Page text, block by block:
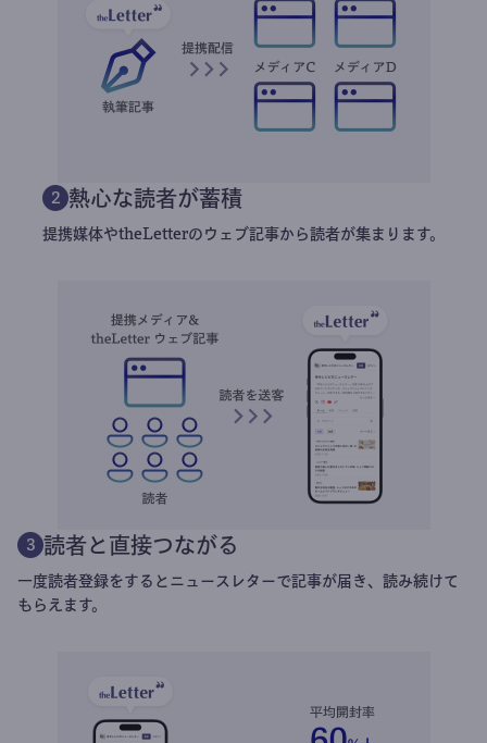
2 熱心な読者が蓄積
提携媒体やtheLetterのウェブ記事から読者が集まります。
3 読者と直接つながる
一度読者登録をするとニュースレターで記事が届き、読み続けて
もらえます。